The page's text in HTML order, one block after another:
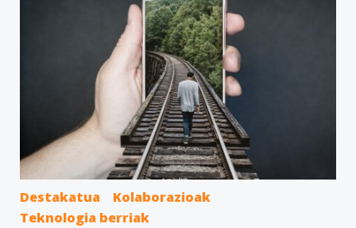
Destakatua
Kolaborazioak
Teknologia berriak